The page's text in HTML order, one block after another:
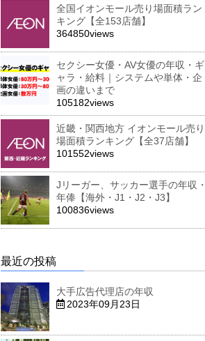
全国イオンモール売り場面積ラン
キング【全153店舗】
364850views
セクシー女優・AV女優の年収・ギ
ャラ・給料｜システムや単体・企
画の違いまで
105182views
近畿・関西地方 イオンモール売り
場面積ランキング【全37店舗】
101552views
Jリーガー、サッカー選手の年収・
年俸【海外・J1・J2・J3】
100836views
最近の投稿
大手広告代理店の年収
2023年09月23日